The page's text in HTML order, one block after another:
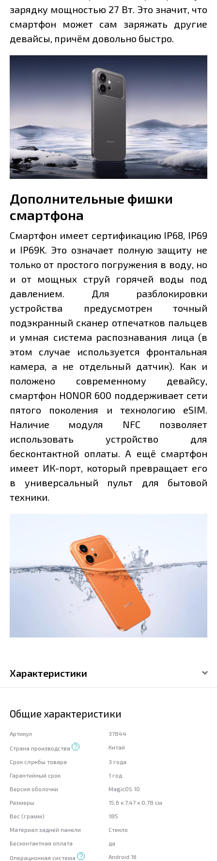
зарядку мощностью 27 Вт. Это значит, что
смартфон может сам заряжать другие
девайсы, причём довольно быстро.
Дополнительные фишки
смартфона
Смартфон имеет сертификацию IP68, IP69
и IP69K. Это означает полную защиту не
только от простого погружения в воду, но
и от мощных струй горячей воды под
давлением. Для разблокировки
устройства предусмотрен точный
подэкранный сканер отпечатков пальцев
и умная система распознавания лица (в
этом случае используется фронтальная
камера, а не отдельный датчик). Как и
положено современному девайсу,
смартфон HONOR 600 поддерживает сети
пятого поколения и технологию eSIM.
Наличие модуля NFC позволяет
использовать устройство для
бесконтактной оплаты. А ещё смартфон
имеет ИК-порт, который превращает его
в универсальный пульт для бытовой
техники.
Характеристики
Общие характеристики
Артикул 37844
Страна производства Китай
Срок службы товара
3 года
Гарантийный срок
1 год
Версия оболочки
MagicOS 10
Размеры
15,6 x 7,47 x 0,78 см
Вес (грамм)
185
Материал задней панели
Стекло
Бесконтактная оплата
да
Операционная система Android 16